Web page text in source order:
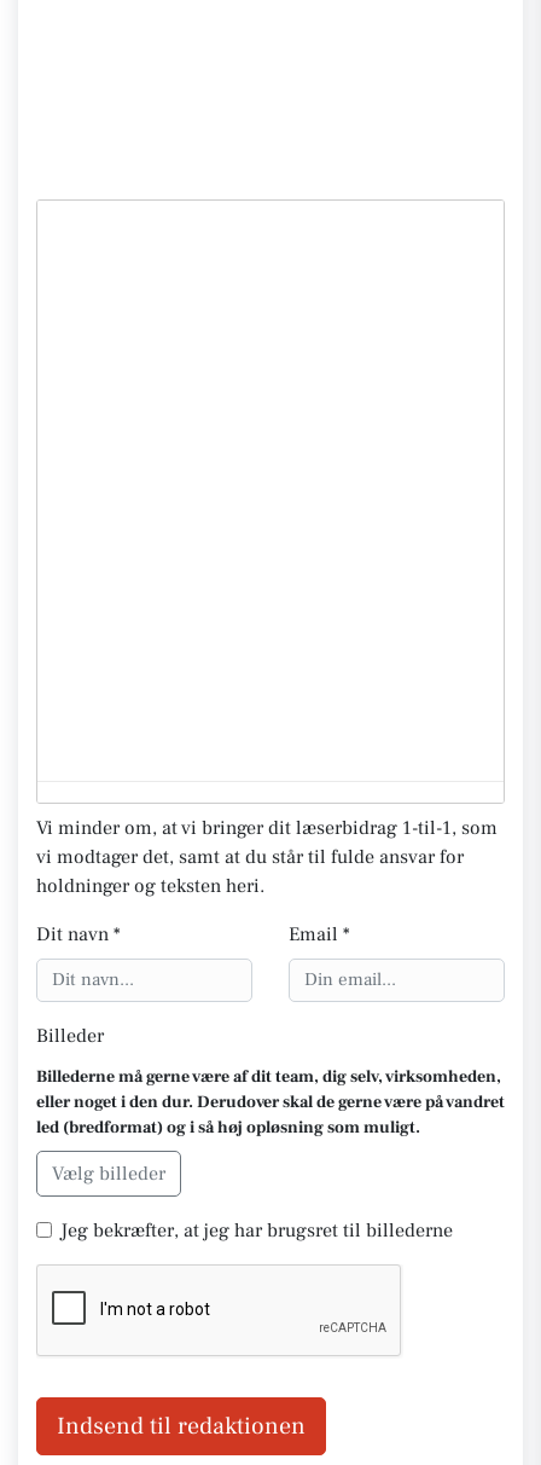
Vi minder om, at vi bringer dit læserbidrag 1-til-1, som
vi modtager det, samt at du står til fulde ansvar for
holdninger og teksten heri.
Dit navn *
Email *
Billeder
Billederne må gerne være af dit team, dig selv, virksomheden,
eller noget i den dur. Derudover skal de gerne være på vandret
led (bredformat) og i så høj opløsning som muligt.
Vælg billeder
Jeg bekræfter, at jeg har brugsret til billederne
Indsend til redaktionen